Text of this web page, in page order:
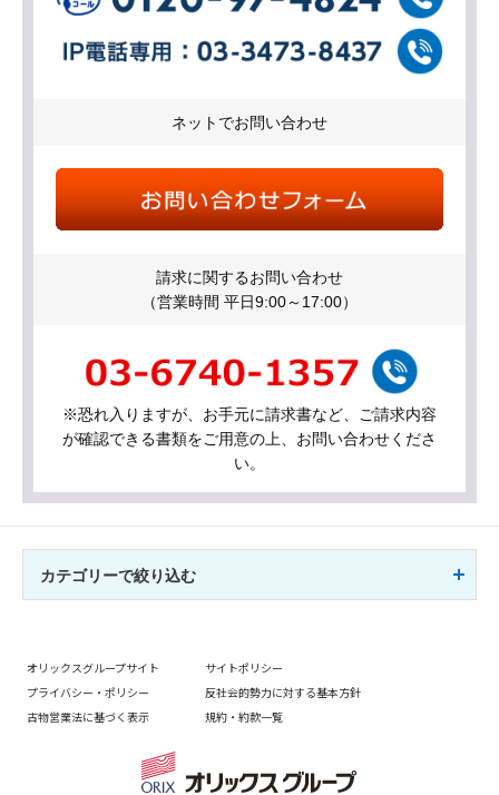
ネットでお問い合わせ
請求に関するお問い合わせ
（営業時間 平日9:00～17:00）
※恐れ入りますが、お手元に請求書など、ご請求内容
が確認できる書類をご用意の上、お問い合わせくださ
い。
カテゴリーで絞り込む
オリックスグループサイト
サイトポリシー
プライバシー・ポリシー
反社会的勢力に対する基本方針
古物営業法に基づく表示
規約・約款一覧